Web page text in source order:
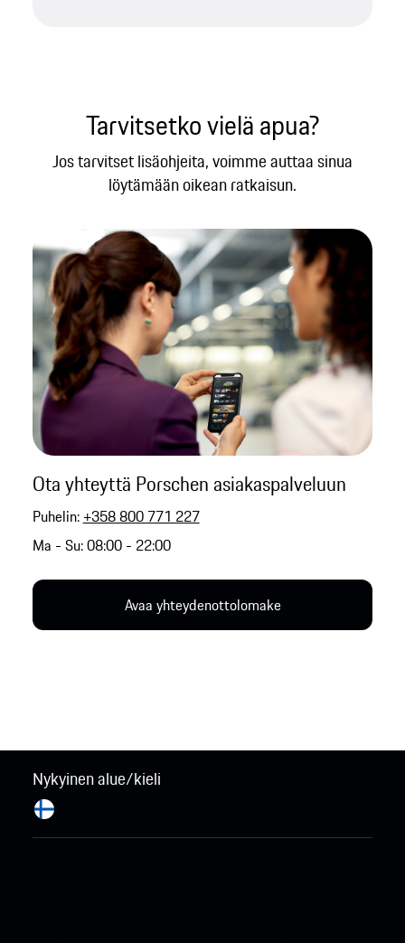
Tarvitsetko vielä apua?
Jos tarvitset lisäohjeita, voimme auttaa sinua
löytämään oikean ratkaisun.
Ota yhteyttä Porschen asiakaspalveluun
Puhelin: +358 800 771 227
Ma - Su: 08:00 - 22:00
Avaa yhteydenottolomake
Nykyinen alue/kieli